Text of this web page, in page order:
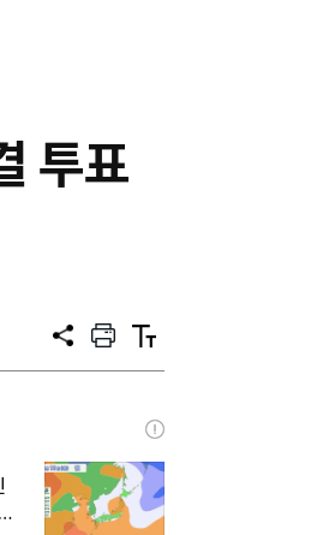
투표
공
프
트
텍
트